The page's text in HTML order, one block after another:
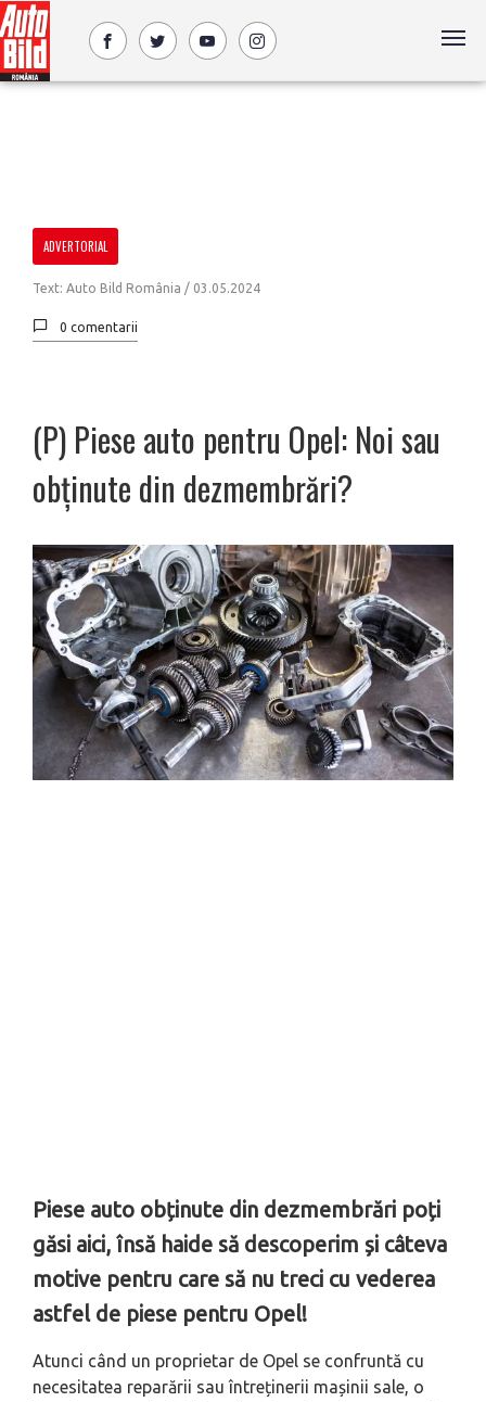
ADVERTORIAL
Text: Auto Bild România / 03.05.2024
0 comentarii
(P) Piese auto pentru Opel: Noi sau
obținute din dezmembrări?
Piese auto obținute din dezmembrări poți
găsi aici, însă haide să descoperim și câteva
motive pentru care să nu treci cu vederea
astfel de piese pentru Opel!
Atunci când un proprietar de Opel se confruntă cu
necesitatea reparării sau întreținerii mașinii sale, o